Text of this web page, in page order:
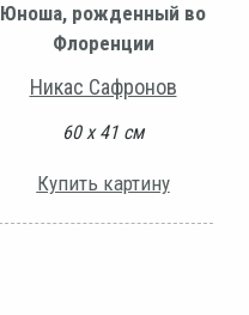
Юноша, рожденный во
Флоренции
Никас Сафронов
60 х 41 см
Купить картину